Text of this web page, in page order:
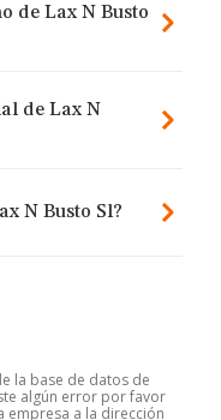
de Lax N Busto
de Lax N
N Busto Sl?
la base de datos de
algún error por favor
empresa a la dirección